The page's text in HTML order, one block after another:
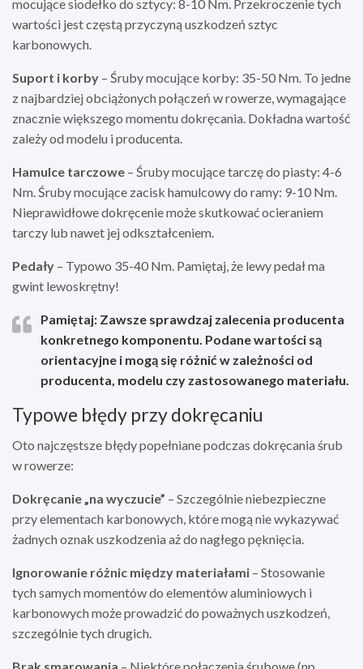
mocujące siodełko do sztycy: 8-10 Nm. Przekroczenie tych
wartości jest częstą przyczyną uszkodzeń sztyc
karbonowych.
Suport i korby – Śruby mocujące korby: 35-50 Nm. To jedne
z najbardziej obciążonych połączeń w rowerze, wymagające
znacznie większego momentu dokręcania. Dokładna wartość
zależy od modelu i producenta.
Hamulce tarczowe – Śruby mocujące tarczę do piasty: 4-6
Nm. Śruby mocujące zacisk hamulcowy do ramy: 9-10 Nm.
Nieprawidłowe dokręcenie może skutkować ocieraniem
tarczy lub nawet jej odkształceniem.
Pedały – Typowo 35-40 Nm. Pamiętaj, że lewy pedał ma
gwint lewoskrętny!
Pamiętaj: Zawsze sprawdzaj zalecenia producenta
konkretnego komponentu. Podane wartości są
orientacyjne i mogą się różnić w zależności od
producenta, modelu czy zastosowanego materiału.
Typowe błędy przy dokręcaniu
Oto najczęstsze błędy popełniane podczas dokręcania śrub
w rowerze:
Dokręcanie „na wyczucie” – Szczególnie niebezpieczne
przy elementach karbonowych, które mogą nie wykazywać
żadnych oznak uszkodzenia aż do nagłego pęknięcia.
Ignorowanie różnic między materiałami – Stosowanie
tych samych momentów do elementów aluminiowych i
karbonowych może prowadzić do poważnych uszkodzeń,
szczególnie tych drugich.